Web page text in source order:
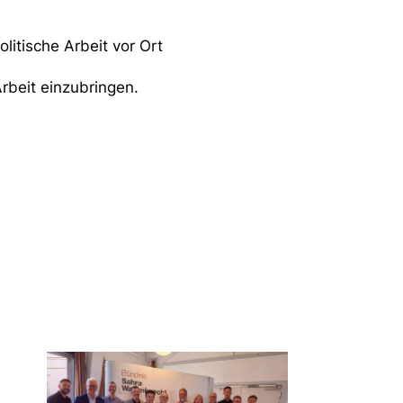
Arbeit vor Ort
einzubringen.